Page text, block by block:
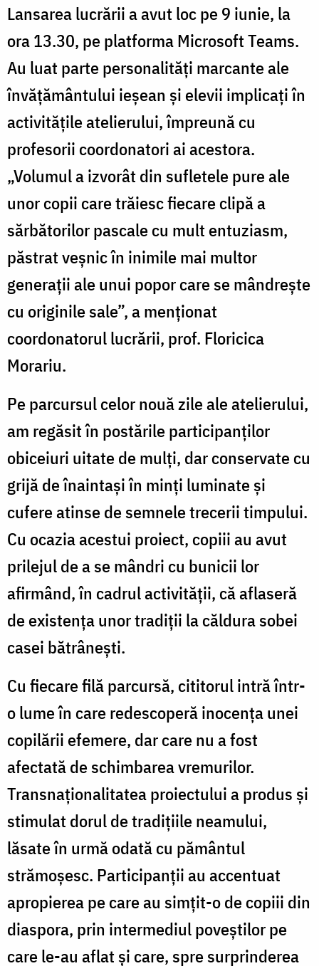
Lansarea lucrării a avut loc pe 9 iunie, la
ora 13.30, pe platforma Microsoft Teams.
Au luat parte personalități marcante ale
învățământului ieșean și elevii implicați în
activitățile atelierului, împreună cu
profesorii coordonatori ai acestora.
„Volumul a izvorât din sufletele pure ale
unor copii care trăiesc fiecare clipă a
sărbătorilor pascale cu mult entuziasm,
păstrat veșnic în inimile mai multor
generații ale unui popor care se mândrește
cu originile sale”, a menționat
coordonatorul lucrării, prof. Floricica
Morariu.
Pe parcursul celor nouă zile ale atelierului,
am regăsit în postările participanților
obiceiuri uitate de mulți, dar conservate cu
grijă de înaintași în minți luminate și
cufere atinse de semnele trecerii timpului.
Cu ocazia acestui proiect, copiii au avut
prilejul de a se mândri cu bunicii lor
afirmând, în cadrul activității, că aflaseră
de existența unor tradiții la căldura sobei
casei bătrânești.
Cu fiecare filă parcursă, cititorul intră într-
o lume în care redescoperă inocența unei
copilării efemere, dar care nu a fost
afectată de schimbarea vremurilor.
Transnaționalitatea proiectului a produs și
stimulat dorul de tradițiile neamului,
lăsate în urmă odată cu pământul
strămoșesc. Participanții au accentuat
apropierea pe care au simțit-o de copiii din
diaspora, prin intermediul poveștilor pe
care le-au aflat și care, spre surprinderea